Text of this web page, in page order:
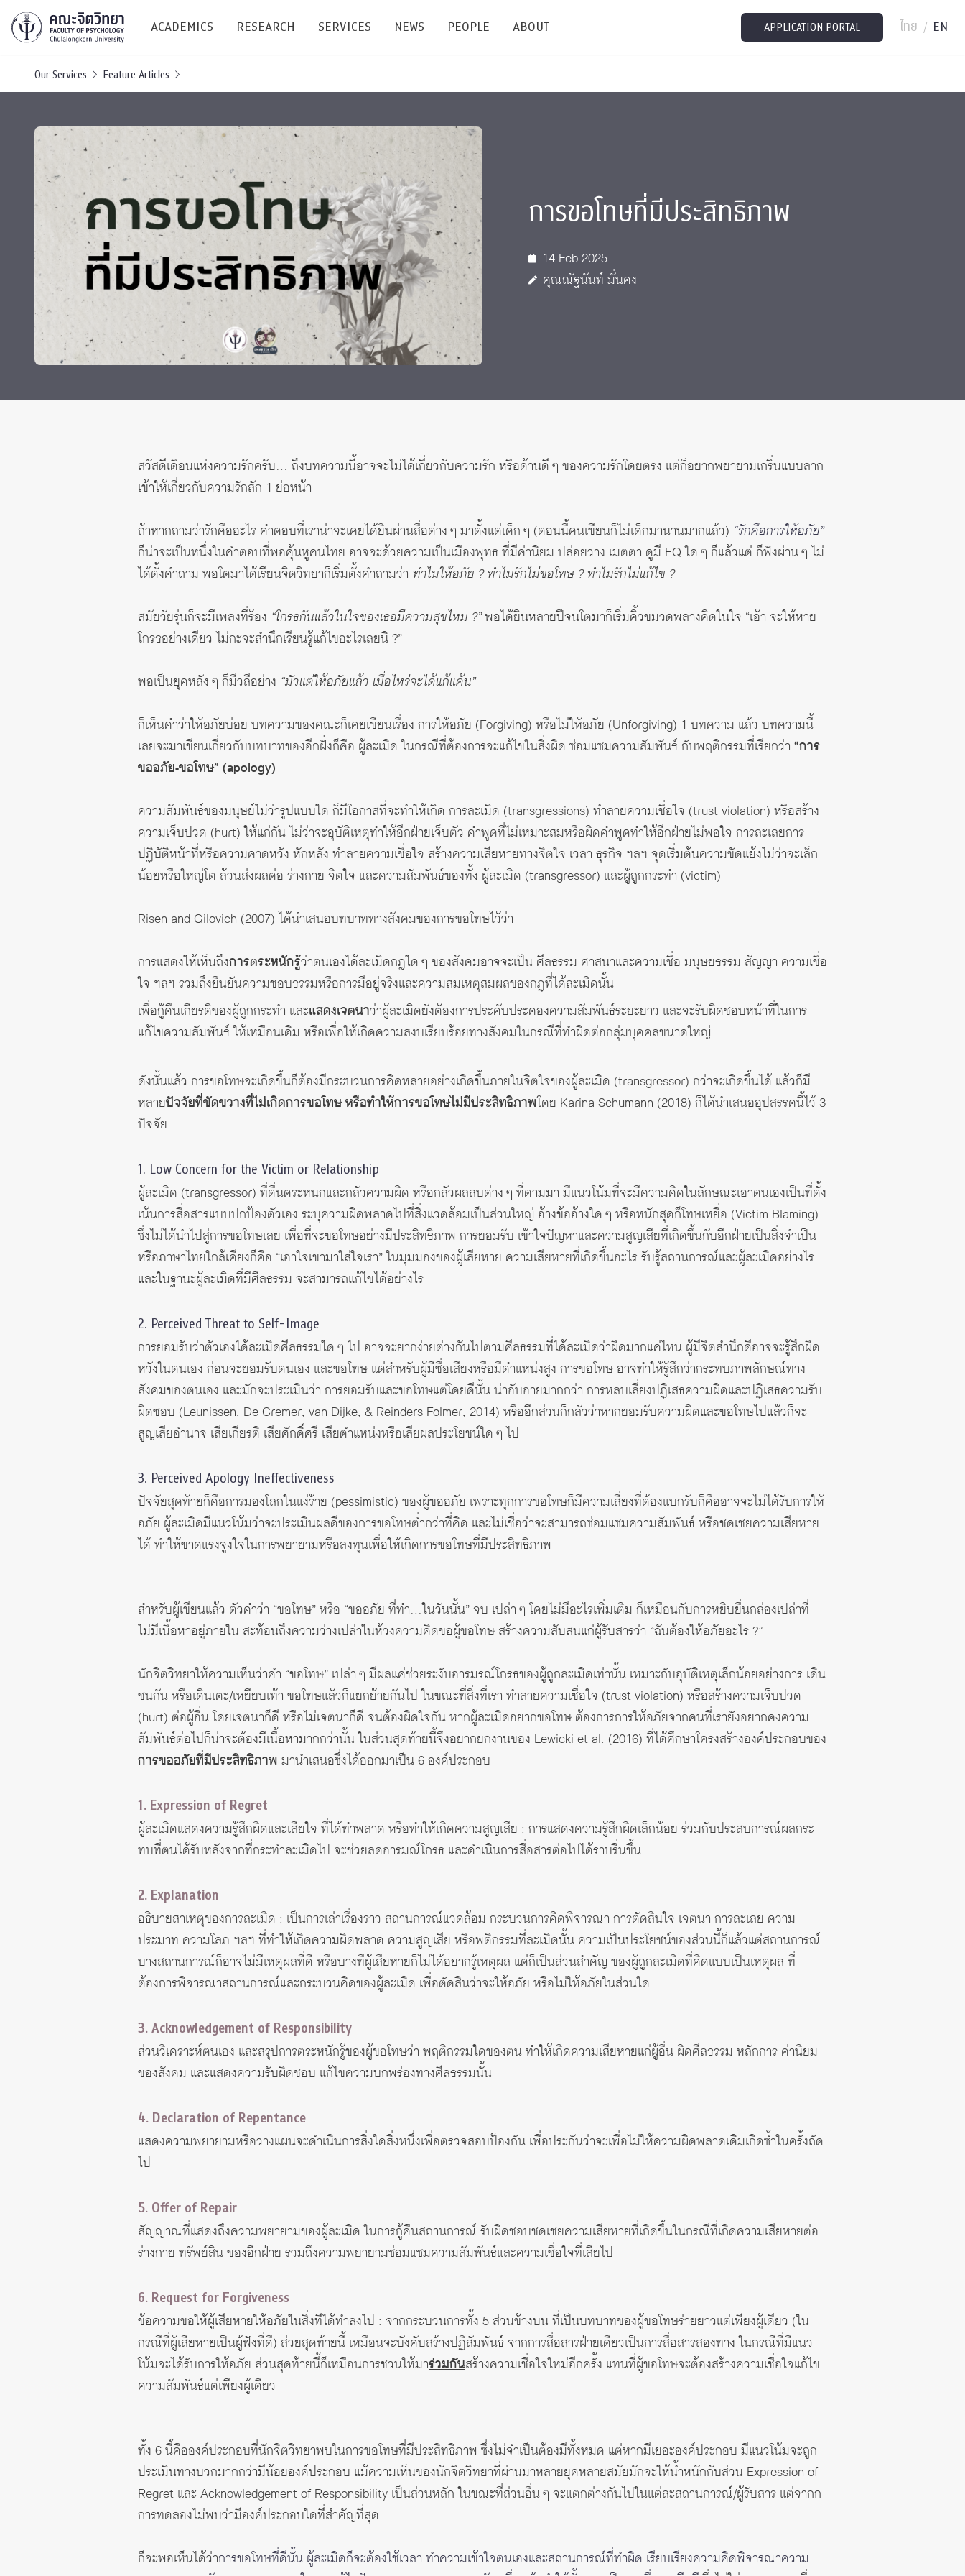
ACADEMICS
Undergraduate
Bachelor of Science
(B.Sc.)
Graduate
Master's and PhD
Current Students
RESEARCH
Resources & Facilities
Research Publications
Conference
International Conference & Symposium
TICP 2023
SSBW Activities
Grants and Awards
SERVICES
Academic Service
PSY Stats Clinic
Wellness Center
Psychological Center for Effective Organization
Life Di
CU Radio
NEWS
Events & Announcement
Lectures & Talks
Workshops
Jobs
PEOPLE
Staffs
Post-docs
Management
ABOUT
Giving
Contact Us
APPLICATION PORTAL ไทย / EN
Our Services Feature Articles
การขอโทษที่มีประสิทธิภาพ
14 Feb 2025
คุณณัฐนันท์ มั่นคง
สวัสดีเดือนแห่งความรักครับ… ถึงบทความนี้อาจจะไม่ได้เกี่ยวกับความรัก หรือด้านดี ๆ ของความรักโดยตรง แต่ก็อยากพยายามเกริ่นแบบลาก
เข้าให้เกี่ยวกับความรักสัก 1 ย่อหน้า
ถ้าหากถามว่ารักคืออะไร คำตอบที่เราน่าจะเคยได้ยินผ่านสื่อต่าง ๆ มาตั้งแต่เด็ก ๆ (ตอนนี้คนเขียนก็ไม่เด็กมานานมากแล้ว) “รักคือการให้อภัย”
ก็น่าจะเป็นหนึ่งในคำตอบที่พอคุ้นหูคนไทย อาจจะด้วยความเป็นเมืองพุทธ ที่มีค่านิยม ปล่อยวาง เมตตา ดูมี EQ ใด ๆ ก็แล้วแต่ ก็ฟังผ่าน ๆ ไม่
ได้ตั้งคำถาม พอโตมาได้เรียนจิตวิทยาก็เริ่มตั้งคำถามว่า ทำไมให้อภัย ? ทำไมรักไม่ขอโทษ ? ทำไมรักไม่แก้ไข ?
สมัยวัยรุ่นก็จะมีเพลงที่ร้อง “โกรธกันแล้วในใจของเธอมีความสุขไหม ?”พอได้ยินหลายปีจนโตมาก็เริ่มคิ้วขมวดพลางคิดในใจ “เอ้า จะให้หาย
โกรธอย่างเดียว ไม่กะจะสำนึกเรียนรู้แก้ไขอะไรเลยนิ ?”
พอเป็นยุคหลัง ๆ ก็มีวลีอย่าง “มัวแต่ให้อภัยแล้ว เมื่อไหร่จะได้แก้แค้น”
ก็เห็นคำว่าให้อภัยบ่อย บทความของคณะก็เคยเขียนเรื่อง การให้อภัย (Forgiving) หรือไม่ให้อภัย (Unforgiving) 1 บทความ แล้ว บทความนี้
เลยจะมาเขียนเกี่ยวกับบทบาทของอีกฝั่งก็คือ ผู้ละเมิด ในกรณีที่ต้องการจะแก้ไขในสิ่งผิด ซ่อมแซมความสัมพันธ์ กับพฤติกรรมที่เรียกว่า “การ
ขออภัย-ขอโทษ” (apology)
ความสัมพันธ์ของมนุษย์ไม่ว่ารูปแบบใด ก็มีโอกาสที่จะทำให้เกิด การละเมิด (transgressions) ทำลายความเชื่อใจ (trust violation) หรือสร้าง
ความเจ็บปวด (hurt) ให้แก่กัน ไม่ว่าจะอุบัติเหตุทำให้อีกฝ่ายเจ็บตัว คำพูดที่ไม่เหมาะสมหรือผิดคำพูดทำให้อีกฝ่ายไม่พอใจ การละเลยการ
ปฏิบัติหน้าที่หรือความคาดหวัง หักหลัง ทำลายความเชื่อใจ สร้างความเสียหายทางจิตใจ เวลา ธุรกิจ ฯลฯ จุดเริ่มต้นความขัดแย้งไม่ว่าจะเล็ก
น้อยหรือใหญ่โต ล้วนส่งผลต่อ ร่างกาย จิตใจ และความสัมพันธ์ของทั้ง ผู้ละเมิด (transgressor) และผู้ถูกกระทำ (victim)
Risen and Gilovich (2007) ได้นำเสนอบทบาททางสังคมของการขอโทษไว้ว่า
การแสดงให้เห็นถึงการตระหนักรู้ว่าตนเองได้ละเมิดกฎใด ๆ ของสังคมอาจจะเป็น ศีลธรรม ศาสนาและความเชื่อ มนุษยธรรม สัญญา ความเชื่อ
ใจ ฯลฯ รวมถึงยืนยันความชอบธรรมหรือการมีอยู่จริงและความสมเหตุสมผลของกฎที่ได้ละเมิดนั้น
เพื่อกู้คืนเกียรติของผู้ถูกกระทำ และแสดงเจตนาว่าผู้ละเมิดยังต้องการประคับประคองความสัมพันธ์ระยะยาว และจะรับผิดชอบหน้าที่ในการ
แก้ไขความสัมพันธ์ ให้เหมือนเดิม หรือเพื่อให้เกิดความสงบเรียบร้อยทางสังคมในกรณีที่ทำผิดต่อกลุ่มบุคคลขนาดใหญ่
ดังนั้นแล้ว การขอโทษจะเกิดขึ้นก็ต้องมีกระบวนการคิดหลายอย่างเกิดขึ้นภายในจิตใจของผู้ละเมิด (transgressor) กว่าจะเกิดขึ้นได้ แล้วก็มี
หลายปัจจัยที่ขัดขวางที่ไม่เกิดการขอโทษ หรือทำให้การขอโทษไม่มีประสิทธิภาพโดย Karina Schumann (2018) ก็ได้นำเสนออุปสรรคนี้ไว้ 3
ปัจจัย
1. Low Concern for the Victim or Relationship
ผู้ละเมิด (transgressor) ที่ตื่นตระหนกและกลัวความผิด หรือกลัวผลลบต่าง ๆ ที่ตามมา มีแนวโน้มที่จะมีความคิดในลักษณะเอาตนเองเป็นที่ตั้ง
เน้นการสื่อสารแบบปกป้องตัวเอง ระบุความผิดพลาดไปที่สิ่งแวดล้อมเป็นส่วนใหญ่ อ้างข้ออ้างใด ๆ หรือหนักสุดก็โทษเหยื่อ (Victim Blaming)
ซึ่งไม่ได้นำไปสู่การขอโทษเลย เพื่อที่จะขอโทษอย่างมีประสิทธิภาพ การยอมรับ เข้าใจปัญหาและความสูญเสียที่เกิดขึ้นกับอีกฝ่ายเป็นสิ่งจำเป็น
หรือภาษาไทยใกล้เคียงก็คือ “เอาใจเขามาใส่ใจเรา” ในมุมมองของผู้เสียหาย ความเสียหายที่เกิดขึ้นอะไร รับรู้สถานการณ์และผู้ละเมิดอย่างไร
และในฐานะผู้ละเมิดที่มีศีลธรรม จะสามารถแก้ไขได้อย่างไร
2. Perceived Threat to Self-Image
การยอมรับว่าตัวเองได้ละเมิดศีลธรรมใด ๆ ไป อาจจะยากง่ายต่างกันไปตามศีลธรรมที่ได้ละเมิดว่าผิดมากแค่ไหน ผู้มีจิตสำนึกดีอาจจะรู้สึกผิด
หวังในตนเอง ก่อนจะยอมรับตนเอง และขอโทษ แต่สำหรับผู้มีชื่อเสียงหรือมีตำแหน่งสูง การขอโทษ อาจทำให้รู้สึกว่ากระทบภาพลักษณ์ทาง
สังคมของตนเอง และมักจะประเมินว่า การยอมรับและขอโทษแต่โดยดีนั้น น่าอับอายมากกว่า การหลบเลี่ยงปฏิเสธความผิดและปฏิเสธความรับ
ผิดชอบ (Leunissen, De Cremer, van Dijke, & Reinders Folmer, 2014) หรืออีกส่วนก็กลัวว่าหากยอมรับความผิดและขอโทษไปแล้วก็จะ
สูญเสียอำนาจ เสียเกียรติ เสียศักดิ์ศรี เสียตำแหน่งหรือเสียผลประโยชน์ใด ๆ ไป
3. Perceived Apology Ineffectiveness
ปัจจัยสุดท้ายก็คือการมองโลกในแง่ร้าย (pessimistic) ของผู้ขออภัย เพราะทุกการขอโทษก็มีความเสี่ยงที่ต้องแบกรับก็คืออาจจะไม่ได้รับการให้
อภัย ผู้ละเมิดมีแนวโน้มว่าจะประเมินผลดีของการขอโทษต่ำกว่าที่คิด และไม่เชื่อว่าจะสามารถซ่อมแซมความสัมพันธ์ หรือชดเชยความเสียหาย
ได้ ทำให้ขาดแรงจูงใจในการพยายามหรือลงทุนเพื่อให้เกิดการขอโทษที่มีประสิทธิภาพ
สำหรับผู้เขียนแล้ว ตัวคำว่า “ขอโทษ” หรือ “ขออภัย ที่ทำ…ในวันนั้น” จบ เปล่า ๆ โดยไม่มีอะไรเพิ่มเติม ก็เหมือนกับการหยิบยื่นกล่องเปล่าที่
ไม่มีเนื้อหาอยู่ภายใน สะท้อนถึงความว่างเปล่าในห้วงความคิดขอผู้ขอโทษ สร้างความสับสนแก่ผู้รับสารว่า “ฉันต้องให้อภัยอะไร ?”
นักจิตวิทยาให้ความเห็นว่าคำ “ขอโทษ” เปล่า ๆ มีผลแค่ช่วยระงับอารมรณ์โกรธของผู้ถูกละเมิดเท่านั้น เหมาะกับอุบัติเหตุเล็กน้อยอย่างการ เดิน
ชนกัน หรือเดินเตะ/เหยียบเท้า ขอโทษแล้วก็แยกย้ายกันไป ในขณะที่สิ่งที่เรา ทำลายความเชื่อใจ (trust violation) หรือสร้างความเจ็บปวด
(hurt) ต่อผู้อื่น โดยเจตนาก็ดี หรือไม่เจตนาก็ดี จนต้องผิดใจกัน หากผู้ละเมิดอยากขอโทษ ต้องการการให้อภัยจากคนที่เรายังอยากคงความ
สัมพันธ์ต่อไปก็น่าจะต้องมีเนื้อหามากกว่านั้น ในส่วนสุดท้ายนี้จึงอยากยกงานของ Lewicki et al. (2016) ที่ได้ศึกษาโครงสร้างองค์ประกอบของ
การขออภัยที่มีประสิทธิภาพ มานำเสนอซึ่งได้ออกมาเป็น 6 องค์ประกอบ
1. Expression of Regret
ผู้ละเมิดแสดงความรู้สึกผิดและเสียใจ ที่ได้ทำพลาด หรือทำให้เกิดความสูญเสีย : การแสดงความรู้สึกผิดเล็กน้อย ร่วมกับประสบการณ์ผลกระ
ทบที่ตนได้รับหลังจากที่กระทำละเมิดไป จะช่วยลดอารมณ์โกรธ และดำเนินการสื่อสารต่อไปได้ราบรื่นขึ้น
2. Explanation
อธิบายสาเหตุของการละเมิด : เป็นการเล่าเรื่องราว สถานการณ์แวดล้อม กระบวนการคิดพิจารณา การตัดสินใจ เจตนา การละเลย ความ
ประมาท ความโลภ ฯลฯ ที่ทำให้เกิดความผิดพลาด ความสูญเสีย หรือพติกรรมที่ละเมิดนั้น ความเป็นประโยชน์ของส่วนนี้ก็แล้วแต่สถานการณ์
บางสถานการณ์ก็อาจไม่มีเหตุผลที่ดี หรือบางทีผู้เสียหายก็ไม่ได้อยากรู้เหตุผล แต่ก็เป็นส่วนสำคัญ ของผู้ถูกละเมิดที่คิดแบบเป็นเหตุผล ที่
ต้องการพิจารณาสถานการณ์และกระบวนคิดของผู้ละเมิด เพื่อตัดสินว่าจะให้อภัย หรือไม่ให้อภัยในส่วนใด
3. Acknowledgement of Responsibility
ส่วนวิเคราะห์ตนเอง และสรุปการตระหนักรู้ของผู้ขอโทษว่า พฤติกรรมใดของตน ทำให้เกิดความเสียหายแก่ผู้อื่น ผิดศีลธรรม หลักการ ค่านิยม
ของสังคม และแสดงความรับผิดชอบ แก้ไขความบกพร่องทางศีลธรรมนั้น
4. Declaration of Repentance
แสดงความพยายามหรือวางแผนจะดำเนินการสิ่งใดสิ่งหนึ่งเพื่อตรวจสอบป้องกัน เพื่อประกันว่าจะเพื่อไม่ให้ความผิดพลาดเดิมเกิดซ้ำในครั้งถัด
ไป
5. Offer of Repair
สัญญาณที่แสดงถึงความพยายามของผู้ละเมิด ในการกู้คืนสถานการณ์ รับผิดชอบชดเชยความเสียหายที่เกิดขึ้นในกรณีที่เกิดความเสียหายต่อ
ร่างกาย ทรัพย์สิน ของอีกฝ่าย รวมถึงความพยายามซ่อมแซมความสัมพันธ์และความเชื่อใจที่เสียไป
6. Request for Forgiveness
ข้อความขอให้ผู้เสียหายให้อภัยในสิ่งทีได้ทำลงไป : จากกระบวนการทั้ง 5 ส่วนข้างบน ที่เป็นบทบาทของผู้ขอโทษร่ายยาวแต่เพียงผู้เดียว (ใน
กรณีที่ผู้เสียหายเป็นผู้ฟังที่ดี) ส่วยสุดท้ายนี้ เหมือนจะบังคับสร้างปฏิสัมพันธ์ จากการสื่อสารฝ่ายเดียวเป็นการสื่อสารสองทาง ในกรณีที่มีแนว
โน้มจะได้รับการให้อภัย ส่วนสุดท้ายนี้ก็เหมือนการชวนให้มาร่วมกันสร้างความเชื่อใจใหม่อีกครั้ง แทนที่ผู้ขอโทษจะต้องสร้างความเชื่อใจแก้ไข
ความสัมพันธ์แต่เพียงผู้เดียว
ทั้ง 6 นี้คือองค์ประกอบที่นักจิตวิทยาพบในการขอโทษที่มีประสิทธิภาพ ซึ่งไม่จำเป็นต้องมีทั้งหมด แต่หากมีเยอะองค์ประกอบ มีแนวโน้มจะถูก
ประเมินทางบวกมากกว่ามีน้อยองค์ประกอบ แม้ความเห็นของนักจิตวิทยาที่ผ่านมาหลายยุคหลายสมัยมักจะให้น้ำหนักกับส่วน Expression of
Regret และ Acknowledgement of Responsibility เป็นส่วนหลัก ในขณะที่ส่วนอื่น ๆ จะแตกต่างกันไปในแต่ละสถานการณ์/ผู้รับสาร แต่จากก
การทดลองไม่พบว่ามีองค์ประกอบใดที่สำคัญที่สุด
ก็จะพอเห็นได้ว่าการขอโทษที่ดีนั้น ผู้ละเมิดก็จะต้องใช้เวลา ทำความเข้าใจตนเองและสถานการณ์ที่ทำผิด เรียบเรียงความคิดพิจารณาความ